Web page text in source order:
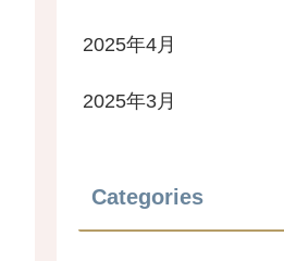
2025年4月
2025年3月
Categories